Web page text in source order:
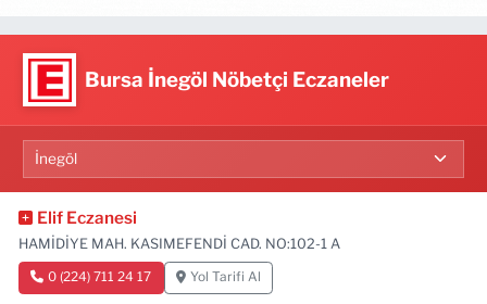
Bursa İnegöl Nöbetçi Eczaneler
Elif Eczanesi
HAMİDİYE MAH. KASIMEFENDİ CAD. NO:102-1 A
0 (224) 711 24 17 Yol Tarifi Al